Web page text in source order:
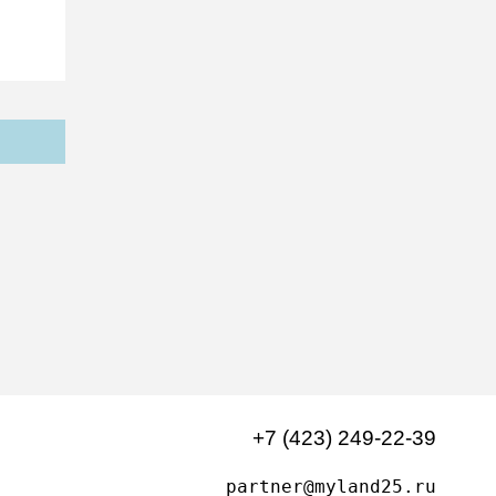
+7 (423) 249-22-39
partner@myland25.ru